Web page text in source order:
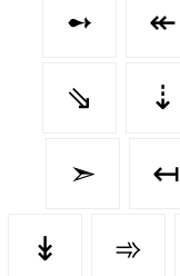
➻ ↞
⇘ ⇣
➣ ↤
↡ ➾